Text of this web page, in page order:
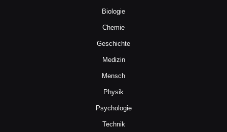
Biologie
Chemie
Geschichte
Medizin
Mensch
Physik
Psychologie
Technik